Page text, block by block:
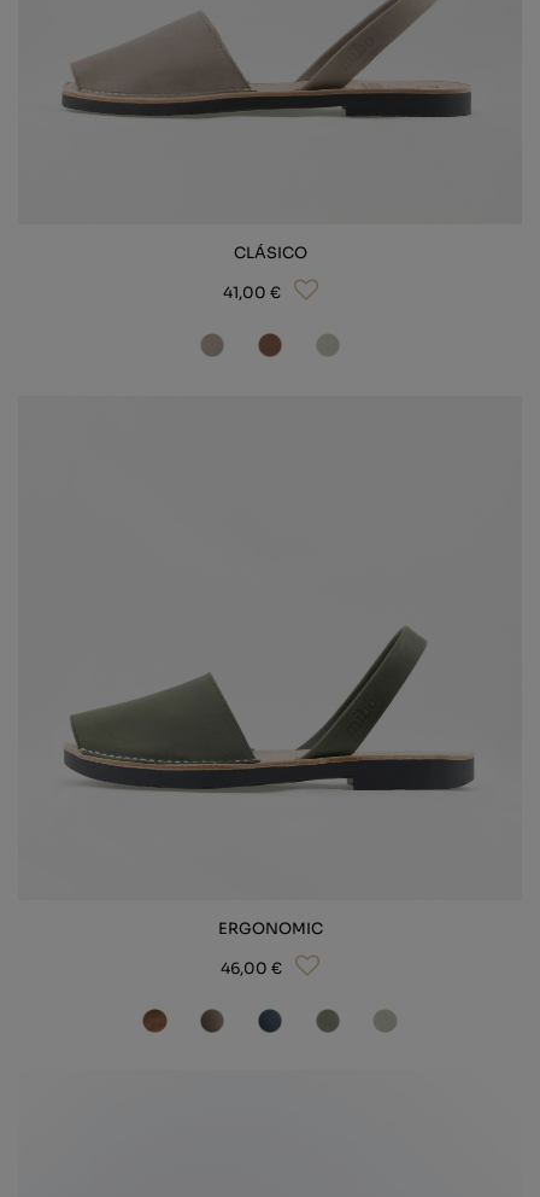
CLÁSICO
41,00 €
ERGONOMIC
46,00 €